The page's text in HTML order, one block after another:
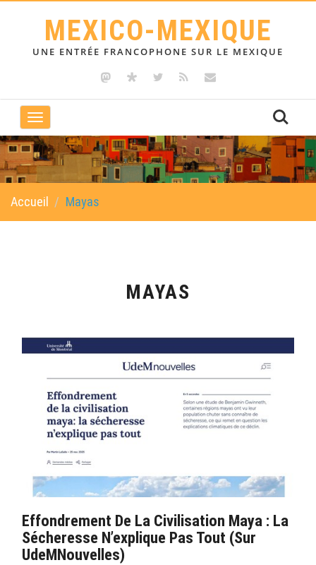
MEXICO-MEXIQUE
UNE ENTRÉE FRANCOPHONE SUR LE MEXIQUE
Toggle
navigation
Accueil Mayas
MAYAS
Effondrement De La Civilisation Maya : La
Sécheresse N’explique Pas Tout (sur
UdeMNouvelles)